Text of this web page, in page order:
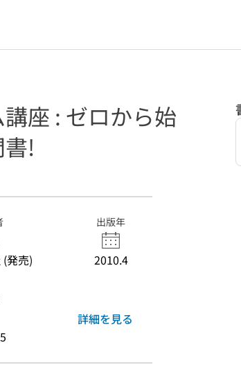
座 : ゼロから始
!
発売)
出版年
2010.4
詳細を見る